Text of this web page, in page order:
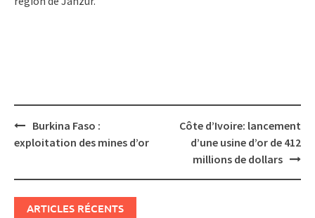
Post
navigation
Burkina Faso :
exploitation des mines d’or
Côte d’Ivoire: lancement
d’une usine d’or de 412
millions de dollars
ARTICLES RÉCENTS